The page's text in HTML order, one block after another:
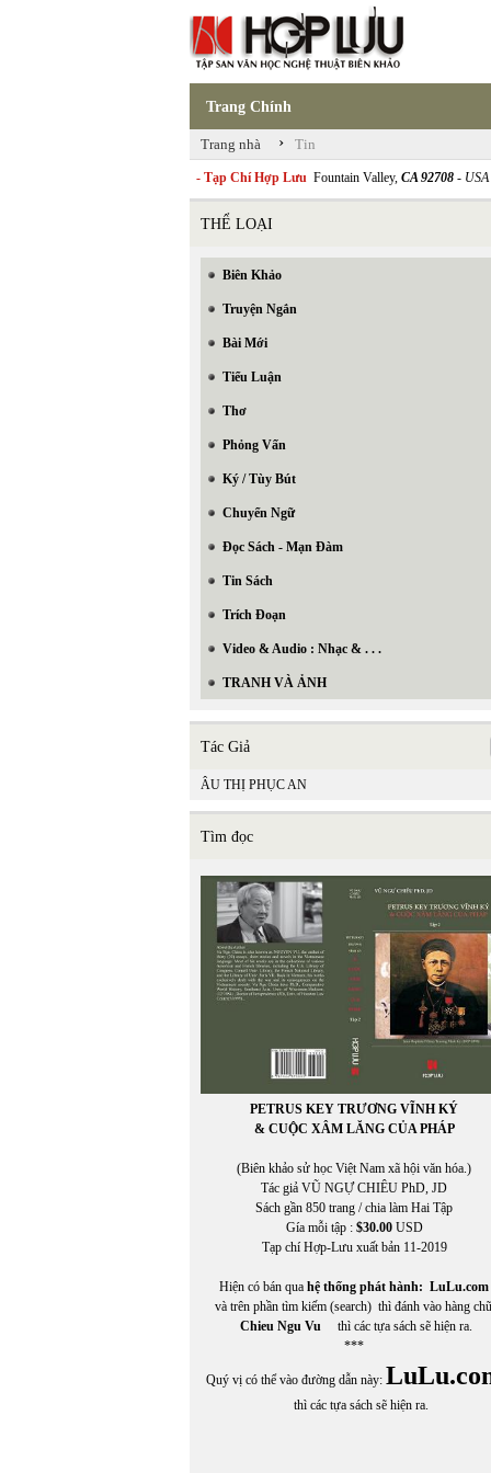
Trang Chính
Trang nhà › Tin
- Tạp Chí Hợp Lưu Fountain Valley, CA 92708 - USA
THỂ LOẠI
Biên Khảo
Truyện Ngắn
Bài Mới
Tiểu Luận
Thơ
Phỏng Vấn
Ký / Tùy Bút
Chuyển Ngữ
Đọc Sách - Mạn Đàm
Tin Sách
Trích Đoạn
Video & Audio : Nhạc & . . .
TRANH VÀ ẢNH
Tác Giả
ÂU THỊ PHỤC AN
Tìm đọc
PETRUS KEY TRƯƠNG VĨNH KÝ
& CUỘC XÂM LĂNG CỦA PHÁP
(Biên khảo sử học Việt Nam xã hội văn hóa.)
Tác giả VŨ NGỰ CHIÊU PhD, JD
Sách gần 850 trang / chia làm Hai Tập
Gía mỗi tập : $30.00USD
Tạp chí Hợp-Lưu xuất bản 11-2019
Hiện có bán qua hệ thống phát hành: LuLu.com
và trên phần tìm kiếm (search) thì đánh vào hàng
Chieu Ngu Vu thì các tựa sách sẽ hiện ra.
***
Quý vị có thể vào đường dẫn này:
thì các tựa sách sẽ hiện ra.